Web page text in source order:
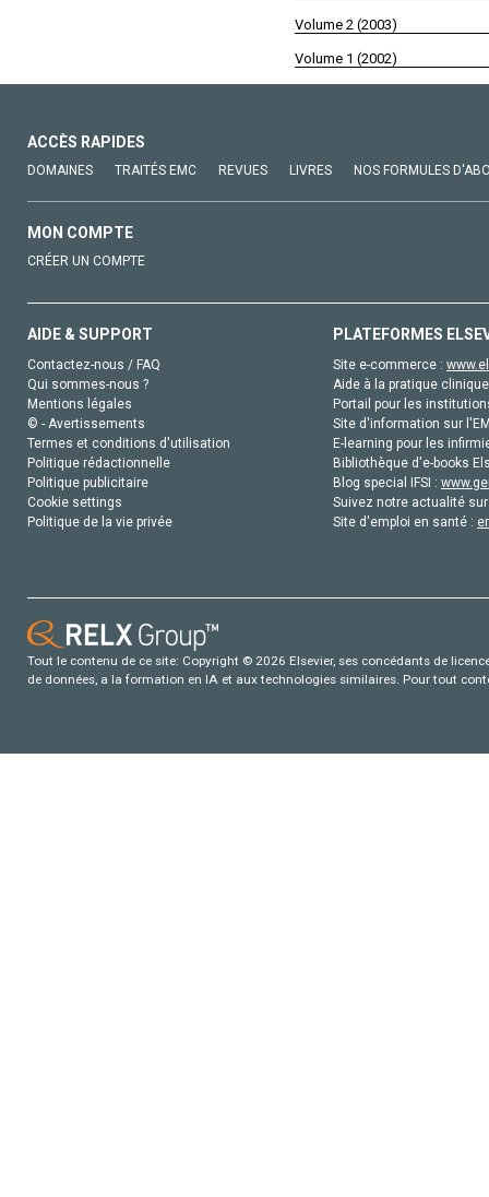
Volume 2 (2003)
Volume 1 (2002)
ACCÈS RAPIDES
DOMAINES TRAITÉS EMC REVUES LIVRES NOS FORMULES
MON COMPTE
CRÉER UN COMPTE
AIDE & SUPPORT
Contactez-nous / FAQ
Qui sommes-nous ?
Mentions légales
© - Avertissements
Termes et conditions d'utilisation
Politique rédactionnelle
Politique publicitaire
Cookie settings
Politique de la vie privée
PLATEFORMES
Site e-commerce :
Aide à la pratique
Portail pour les
Site d'information sur
E-learning pour les
Bibliothèque d'e-books
Blog special IFSI :
Suivez notre actualité
Site d'emploi en santé :
Tout le contenu de ce site: Copyright © 2026 Elsevier, ses concédants de
de données, a la formation en IA et aux technologies similaires. Pour tout